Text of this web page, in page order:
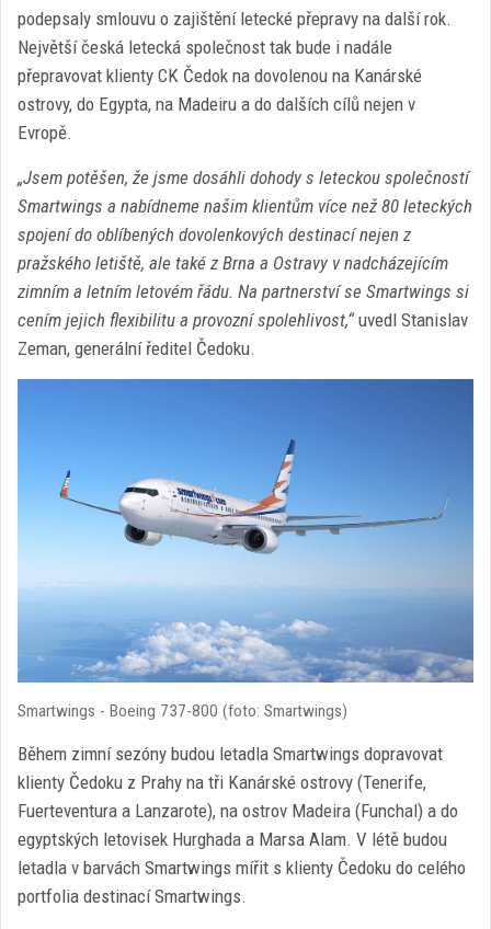
podepsaly smlouvu o zajištění letecké přepravy na další rok.
Největší česká letecká společnost tak bude i nadále
přepravovat klienty CK Čedok na dovolenou na Kanárské
ostrovy, do Egypta, na Madeiru a do dalších cílů nejen v
Evropě.
„Jsem potěšen, že jsme dosáhli dohody s leteckou společností
Smartwings a nabídneme našim klientům více než 80 leteckých
spojení do oblíbených dovolenkových destinací nejen z
pražského letiště, ale také z Brna a Ostravy v nadcházejícím
zimním a letním letovém řádu. Na partnerství se Smartwings si
cením jejich flexibilitu a provozní spolehlivost,“uvedl Stanislav
Zeman, generální ředitel Čedoku.
Smartwings - Boeing 737-800 (foto: Smartwings)
Během zimní sezóny budou letadla Smartwings dopravovat
klienty Čedoku z Prahy na tři Kanárské ostrovy (Tenerife,
Fuerteventura a Lanzarote), na ostrov Madeira (Funchal) a do
egyptských letovisek Hurghada a Marsa Alam. V létě budou
letadla v barvách Smartwings mířit s klienty Čedoku do celého
portfolia destinací Smartwings.